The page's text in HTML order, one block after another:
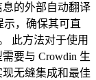
的外部自动翻译
示，确保其可直
此方法对于使用
要与 Crowdin 生
无缝集成和最佳